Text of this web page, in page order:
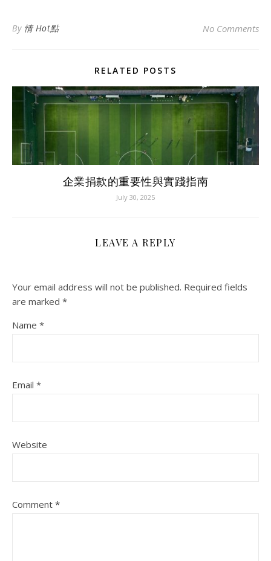
By 情 Hot點 No Comments
RELATED POSTS
企業捐款的重要性與實踐指南
July 30, 2025
LEAVE A REPLY
Your email address will not be published. Required fields
are marked *
Name *
Email *
Website
Comment *